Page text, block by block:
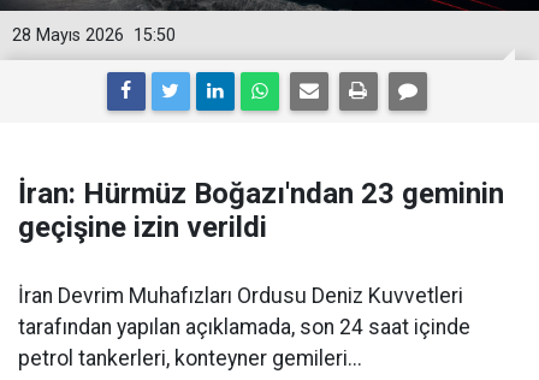
15:50
28 Mayıs 2026
İran: Hürmüz Boğazı'ndan 23 geminin
geçişine izin verildi
İran Devrim Muhafızları Ordusu Deniz Kuvvetleri
tarafından yapılan açıklamada, son 24 saat içinde
petrol tankerleri, konteyner gemileri...